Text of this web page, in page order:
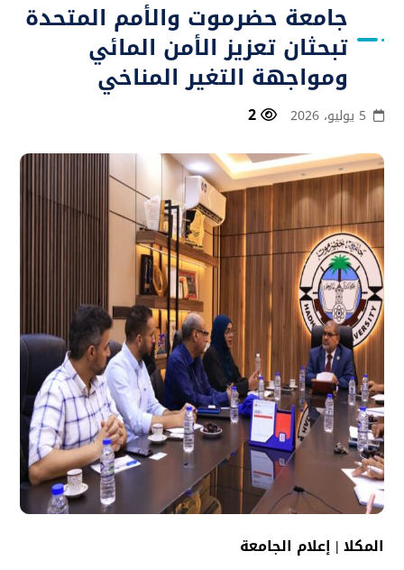
جامعة حضرموت والأمم المتحدة
تبحثان تعزيز الأمن المائي
ومواجهة التغير المناخي
5 يوليو، 2026 2
المكلا | إعلام الجامعة